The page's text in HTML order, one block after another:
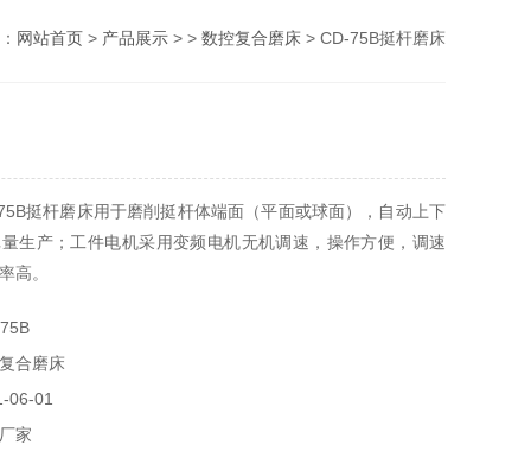
网站首页 > 产品展示 > > 数控复合磨床 > CD-75B挺杆磨床
挺杆磨床用于磨削挺杆体端面（平面或球面），自动上下
生产；工件电机采用变频电机无机调速，操作方便，调速
高。
合磨床
06-01
家